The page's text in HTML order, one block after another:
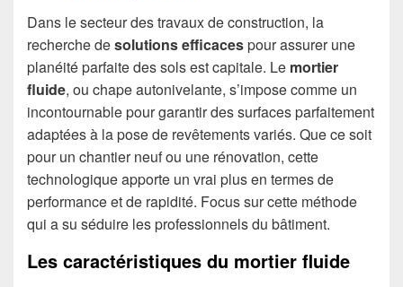
Dans le secteur des travaux de construction, la
recherche desolutions efficacespour assurer une
planéité parfaite des sols est capitale. Le mortier
fluide, ou chape autonivelante, s’impose comme un
incontournable pour garantir des surfaces parfaitement
adaptées à la pose de revêtements variés. Que ce soit
pour un chantier neuf ou une rénovation, cette
technologique apporte un vrai plus en termes de
performance et de rapidité. Focus sur cette méthode
qui a su séduire les professionnels du bâtiment.
Les caractéristiques du mortier fluide